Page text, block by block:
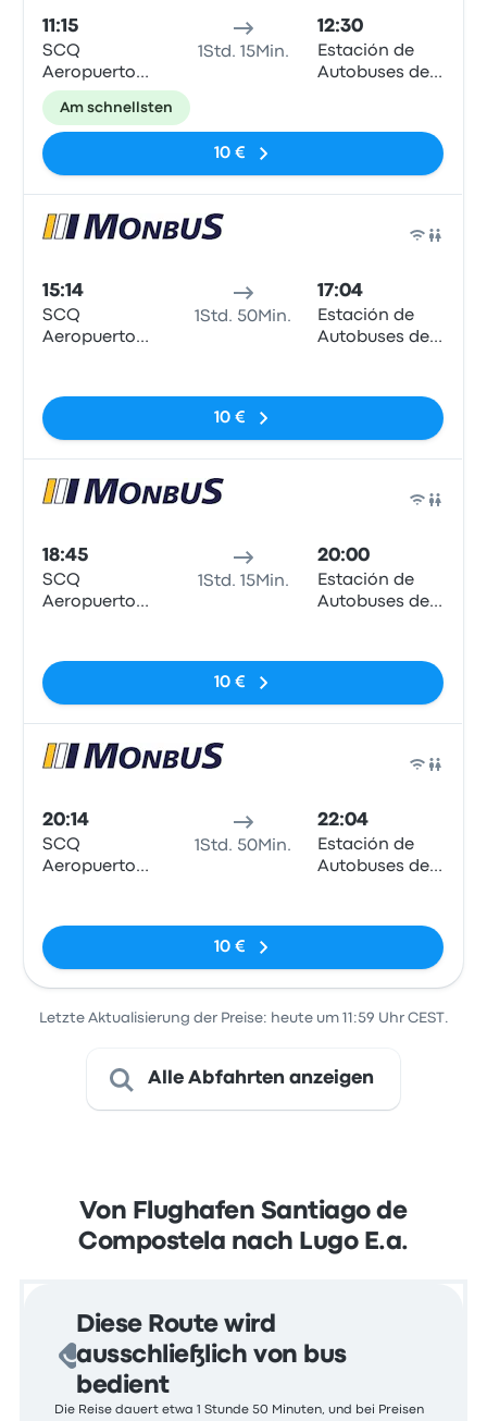
11:15
SCQ
Aeropuerto
Santiago de
Compostela
1Std. 15Min.
12:30
Estación de
Autobuses de
Am schnellsten
10 €
15:14
SCQ
Aeropuerto
1Std. 50Min.
17:04
Estación de
Autobuses de
10 €
18:45
SCQ
Aeropuerto
1Std. 15Min.
20:00
Estación de
Autobuses de
10 €
20:14
SCQ
Aeropuerto
1Std. 50Min.
22:04
Estación de
Autobuses de
10 €
Letzte Aktualisierung der Preise: heute um 11:59 Uhr CEST.
Alle Abfahrten anzeigen
Von Flughafen Santiago de
Compostela nach Lugo E.a.
Diese Route wird
ausschließlich von bus
bedient
Die Reise dauert etwa 1 Stunde 50 Minuten, und bei Preisen